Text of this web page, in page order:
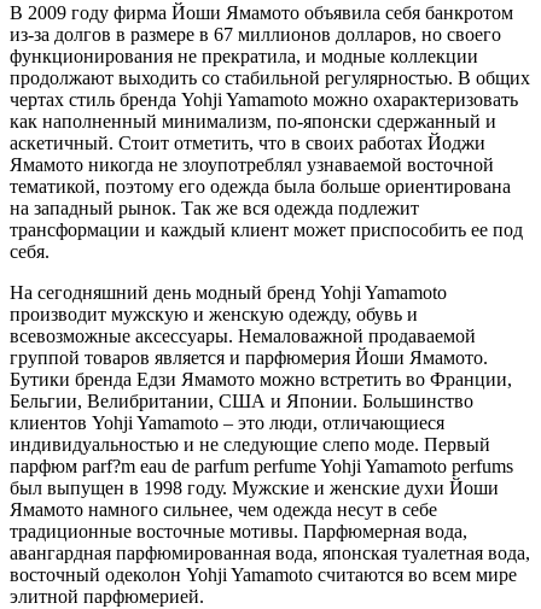
В 2009 году фирма Йоши Ямамото объявила себя банкротом
из-за долгов в размере в 67 миллионов долларов, но своего
функционирования не прекратила, и модные коллекции
продолжают выходить со стабильной регулярностью. В общих
чертах стиль бренда Yohji Yamamoto можно охарактеризовать
как наполненный минимализм, по-японски сдержанный и
аскетичный. Стоит отметить, что в своих работах Йоджи
Ямамото никогда не злоупотреблял узнаваемой восточной
тематикой, поэтому его одежда была больше ориентирована
на западный рынок. Так же вся одежда подлежит
трансформации и каждый клиент может приспособить ее под
себя.
На сегодняшний день модный бренд Yohji Yamamoto
производит мужскую и женскую одежду, обувь и
всевозможные аксессуары. Немаловажной продаваемой
группой товаров является и парфюмерия Йоши Ямамото.
Бутики бренда Едзи Ямамото можно встретить во Франции,
Бельгии, Велибритании, США и Японии. Большинство
клиентов Yohji Yamamoto – это люди, отличающиеся
индивидуальностью и не следующие слепо моде. Первый
парфюм parf?m eau de parfum perfume Yohji Yamamoto perfums
был выпущен в 1998 году. Мужские и женские духи Йоши
Ямамото намного сильнее, чем одежда несут в себе
традиционные восточные мотивы. Парфюмерная вода,
авангардная парфюмированная вода, японская туалетная вода,
восточный одеколон Yohji Yamamoto считаются во всем мире
элитной парфюмерией.